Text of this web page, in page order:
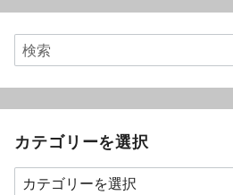
カテゴリーを選択